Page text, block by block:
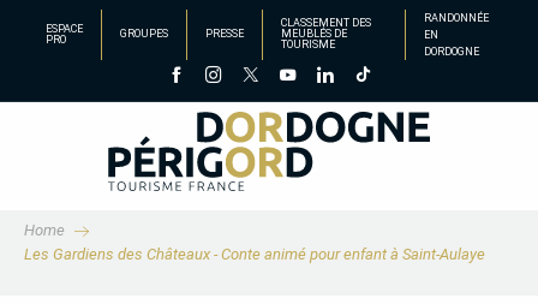
principal
ESPACE
PRO
GROUPES PRESSE
CLASSEMENT DES
MEUBLÉS DE
TOURISME
RANDONNÉE
EN
DORDOGNE
Home
Les Gardiens des Châteaux - Conte animé pour enfant à Saint-Aulaye